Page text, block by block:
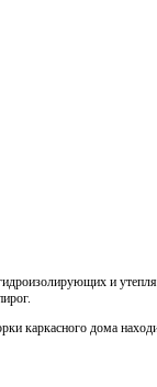
гидроизолирующих и
каркасного дома